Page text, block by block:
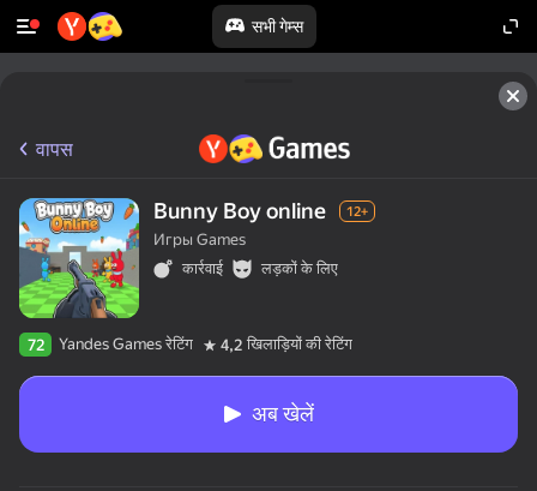
सभी गेम्स
वापस
Bunny Boy online 12+
Игры Games
कार्रवाई
लड़कों के लिए
72 Yandes Games रेटिंग 4,2 खिलाड़ियों की रेटिंग
अब खेलें